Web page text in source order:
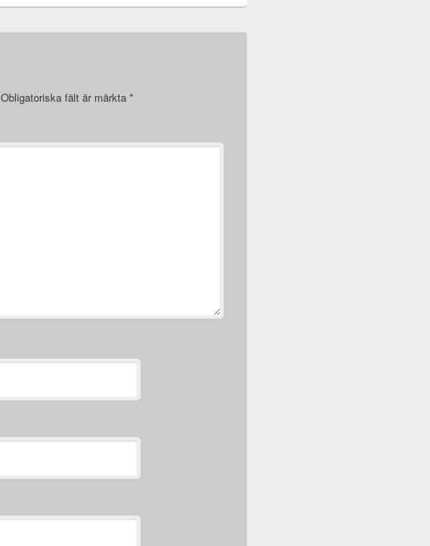
Obligatoriska fält är märkta *